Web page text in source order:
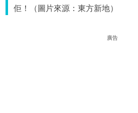
佢！（圖片來源：東方新地）
廣告